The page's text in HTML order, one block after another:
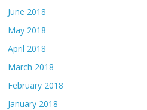
June 2018
May 2018
April 2018
March 2018
February 2018
January 2018